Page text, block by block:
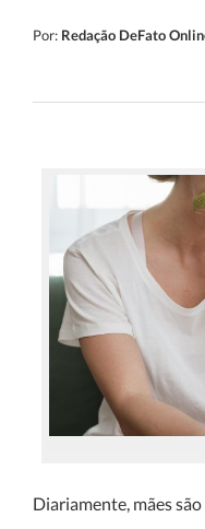
Por: Redação DeFato
Diariamente, mães